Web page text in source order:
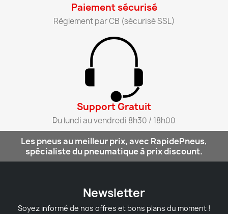
Paiement sécurisé​
Règlement par CB (sécurisé SSL)​
Support Gratuit​
Du lundi au vendredi 8h30 / 18h00​
Les pneus au meilleur prix, avec RapidePneus,
spécialiste du pneumatique à prix discount.
Newsletter
Soyez informé de nos offres et bons plans du moment !